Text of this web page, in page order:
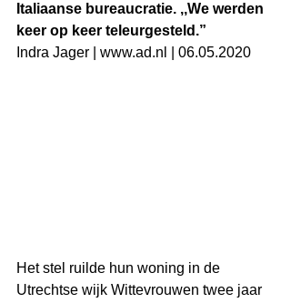
Italiaanse bureaucratie. ,,We werden
keer op keer teleurgesteld.”
Indra Jager | www.ad.nl | 06.05.2020
Het stel ruilde hun woning in de
Utrechtse wijk Wittevrouwen twee jaar